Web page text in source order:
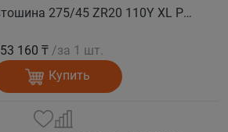
COMFORSER Автошина 275/45 ZR20 110Y XL PURESPEED лето
53 160 ₸ /за 1 шт.
Купить